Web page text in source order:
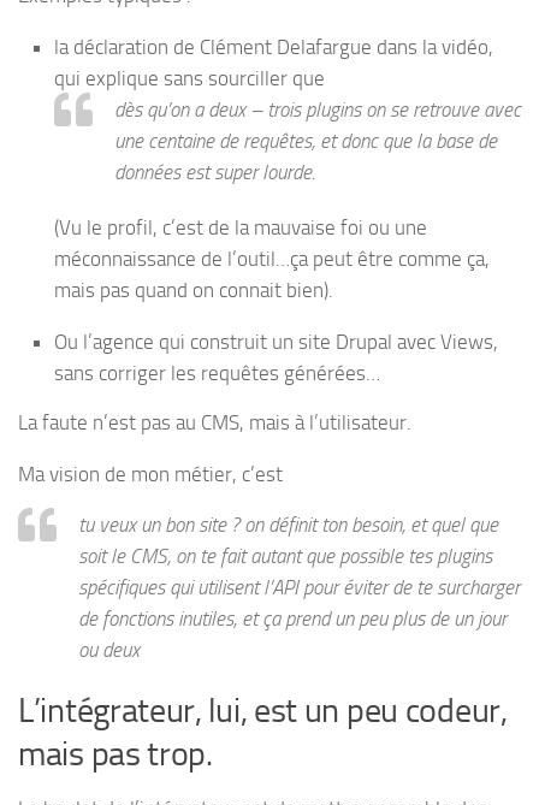
la déclaration de Clément Delafargue dans la vidéo,
qui explique sans sourciller que
dès qu’on a deux – trois plugins on se retrouve avec
une centaine de requêtes, et donc que la base de
données est super lourde.
(Vu le profil, c’est de la mauvaise foi ou une
méconnaissance de l’outil…ça peut être comme ça,
mais pas quand on connait bien).
Ou l’agence qui construit un site Drupal avec Views,
sans corriger les requêtes générées…
La faute n’est pas au CMS, mais à l’utilisateur.
Ma vision de mon métier, c’est
tu veux un bon site ? on définit ton besoin, et quel que
soit le CMS, on te fait autant que possible tes plugins
spécifiques qui utilisent l’API pour éviter de te surcharger
de fonctions inutiles, et ça prend un peu plus de un jour
ou deux
L’intégrateur, lui, est un peu codeur,
mais pas trop.